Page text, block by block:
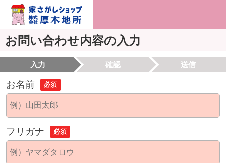
お問い合わせ内容の入力
入力 確認 送信
お名前 必須
フリガナ 必須